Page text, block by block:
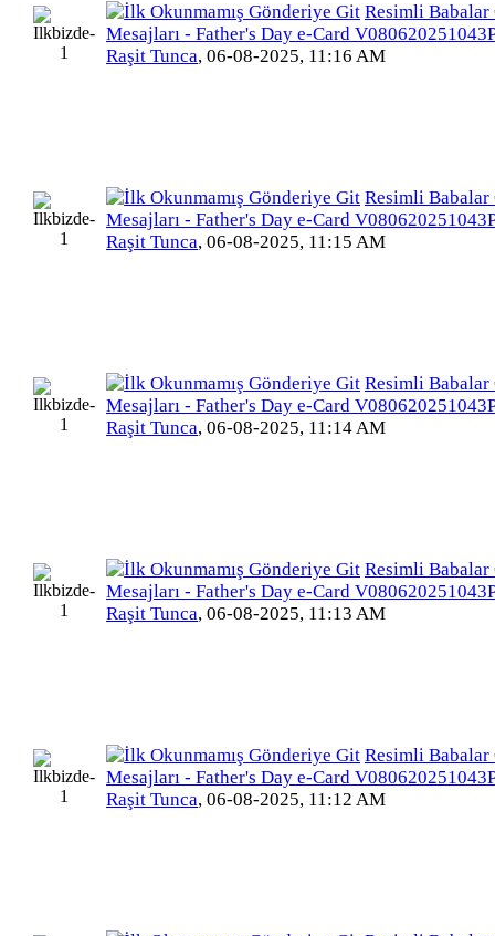
Resimli Babalar
Mesajları - Father's Day e-Card
Raşit Tunca, 06-08-2025, 11:16 AM
Resimli Babalar
Mesajları - Father's Day e-Card
Raşit Tunca, 06-08-2025, 11:15 AM
Resimli Babalar
Mesajları - Father's Day e-Card
Raşit Tunca, 06-08-2025, 11:14 AM
Resimli Babalar
Mesajları - Father's Day e-Card
Raşit Tunca, 06-08-2025, 11:13 AM
Resimli Babalar
Mesajları - Father's Day e-Card
Raşit Tunca, 06-08-2025, 11:12 AM